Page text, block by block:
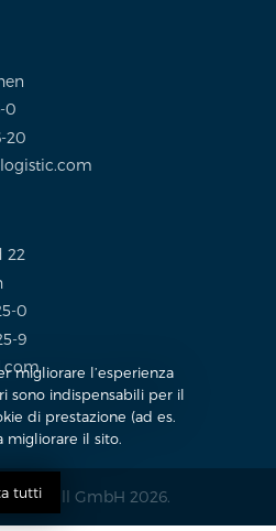
migliorare l’esperienza
sono indispensabili per il
di prestazione (ad es.
migliorare il sito.
tutti
0
20
22
0
9
& Roll GmbH 2026.